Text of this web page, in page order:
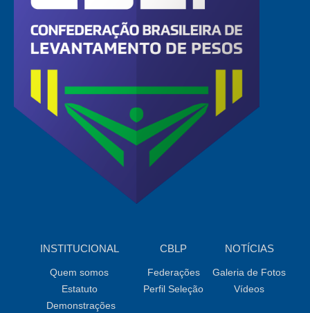
INSTITUCIONAL
Quem somos
Estatuto
Demonstrações
CBLP
Federações
Perfil Seleção
NOTÍCIAS
Galeria de Fotos
Vídeos